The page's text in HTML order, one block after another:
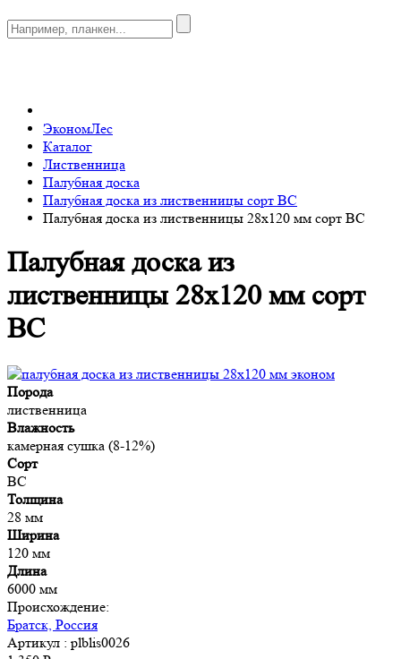
ЭкономЛес
Каталог
Лиственница
Палубная доска
Палубная доска из лиственницы сорт ВС
Палубная доска из лиственницы 28x120 мм сорт BC
Палубная доска из
лиственницы 28x120 мм сорт
BC
Порода
лиственница
Влажность
камерная сушка (8-12%)
Сорт
BC
Толщина
28 мм
Ширина
120 мм
Длина
6000 мм
Происхождение:
Братск, Россия
Артикул : plblis0026